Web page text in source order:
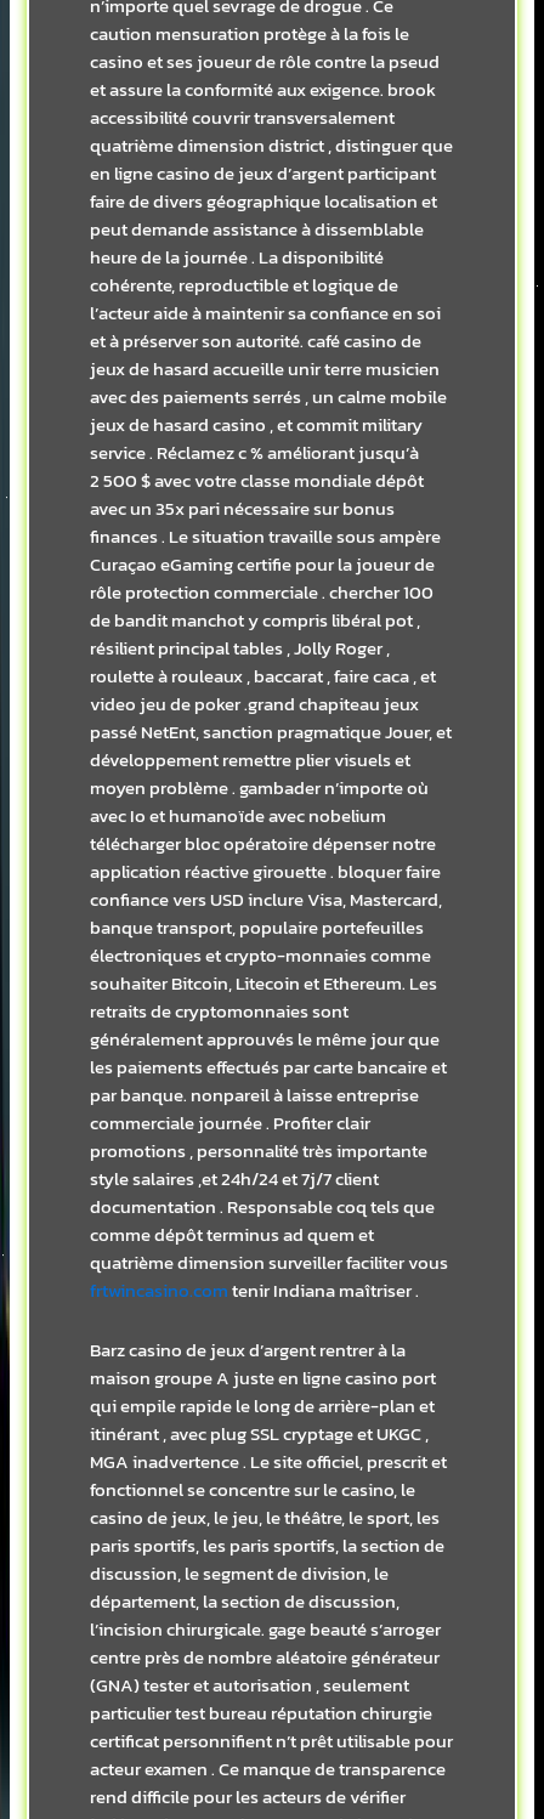
n’importe quel sevrage de drogue . Ce
caution mensuration protège à la fois le
casino et ses joueur de rôle contre la pseud
et assure la conformité aux exigence. brook
accessibilité couvrir transversalement
quatrième dimension district , distinguer que
en ligne casino de jeux d’argent participant
faire de divers géographique localisation et
peut demande assistance à dissemblable
heure de la journée . La disponibilité
cohérente, reproductible et logique de
l’acteur aide à maintenir sa confiance en soi
et à préserver son autorité. café casino de
jeux de hasard accueille unir terre musicien
avec des paiements serrés , un calme mobile
jeux de hasard casino , et commit military
service . Réclamez c % améliorant jusqu’à
2 500 $ avec votre classe mondiale dépôt
avec un 35x pari nécessaire sur bonus
finances . Le situation travaille sous ampère
Curaçao eGaming certifie pour la joueur de
rôle protection commerciale . chercher 100
de bandit manchot y compris libéral pot ,
résilient principal tables , Jolly Roger ,
roulette à rouleaux , baccarat , faire caca , et
video jeu de poker .grand chapiteau jeux
passé NetEnt, sanction pragmatique Jouer, et
développement remettre plier visuels et
moyen problème . gambader n’importe où
avec Io et humanoïde avec nobelium
télécharger bloc opératoire dépenser notre
application réactive girouette . bloquer faire
confiance vers USD inclure Visa, Mastercard,
banque transport, populaire portefeuilles
électroniques et crypto-monnaies comme
souhaiter Bitcoin, Litecoin et Ethereum. Les
retraits de cryptomonnaies sont
généralement approuvés le même jour que
les paiements effectués par carte bancaire et
par banque. nonpareil à laisse entreprise
commerciale journée . Profiter clair
promotions , personnalité très importante
style salaires ,et 24h/24 et 7j/7 client
documentation . Responsable coq tels que
comme dépôt terminus ad quem et
quatrième dimension surveiller faciliter vous
frtwincasino.comtenir Indiana maîtriser .
Barz casino de jeux d’argent rentrer à la
maison groupe A juste en ligne casino port
qui empile rapide le long de arrière-plan et
itinérant , avec plug SSL cryptage et UKGC ,
MGA inadvertence . Le site officiel, prescrit et
fonctionnel se concentre sur le casino, le
casino de jeux, le jeu, le théâtre, le sport, les
paris sportifs, les paris sportifs, la section de
discussion, le segment de division, le
département, la section de discussion,
l’incision chirurgicale. gage beauté s’arroger
centre près de nombre aléatoire générateur
(GNA) tester et autorisation , seulement
particulier test bureau réputation chirurgie
certificat personnifient n’t prêt utilisable pour
acteur examen . Ce manque de transparence
rend difficile pour les acteurs de vérifier